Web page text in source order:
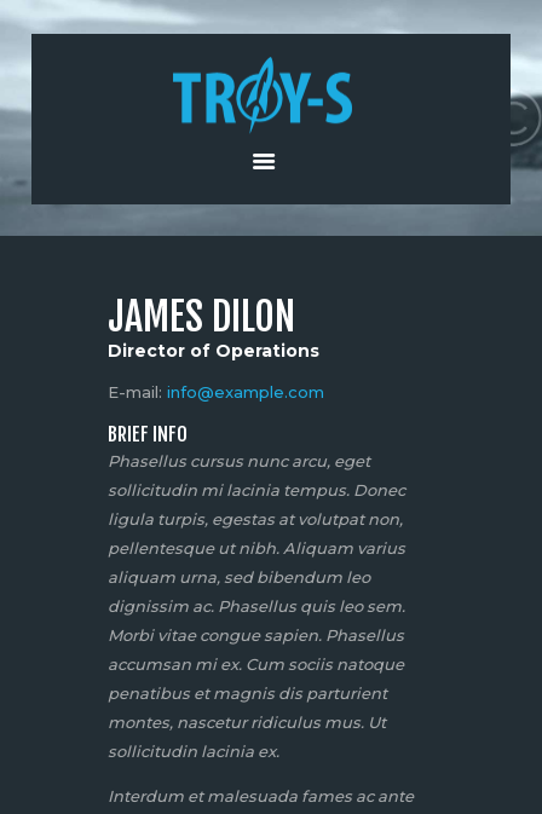
ABOUT US
PRODUCTS AND
JAMES DILON
Director of Operations
E-mail: info@example.com
BRIEF INFO
Phasellus cursus nunc arcu, eget
sollicitudin mi lacinia tempus. Donec
ligula turpis, egestas at volutpat non,
pellentesque ut nibh. Aliquam varius
aliquam urna, sed bibendum leo
dignissim ac. Phasellus quis leo sem.
Morbi vitae congue sapien. Phasellus
accumsan mi ex. Cum sociis natoque
penatibus et magnis dis parturient
montes, nascetur ridiculus mus. Ut
sollicitudin lacinia ex.
Interdum et malesuada fames ac ante